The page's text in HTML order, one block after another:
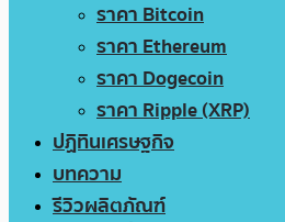
ราคา Bitcoin
ราคา Ethereum
ราคา Dogecoin
ราคา Ripple (XRP)
ปฏิทินเศรษฐกิจ
บทความ
รีวิวผลิตภัณฑ์